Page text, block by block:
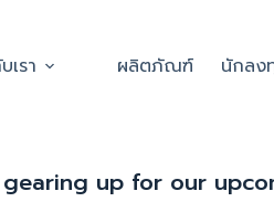
เรา ผลิตภัณฑ์ นักลง
up for our